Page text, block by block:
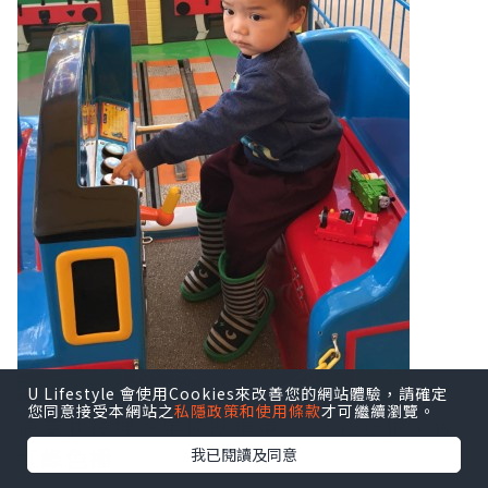
仲要我拎埋今早換既車車~~~~正正佢又係
U Lifestyle 會使用Cookies來改善您的網站體驗，請確定
您同意接受本網站之私隱政策和使用條款才可繼續瀏覽。
我已閱讀及同意